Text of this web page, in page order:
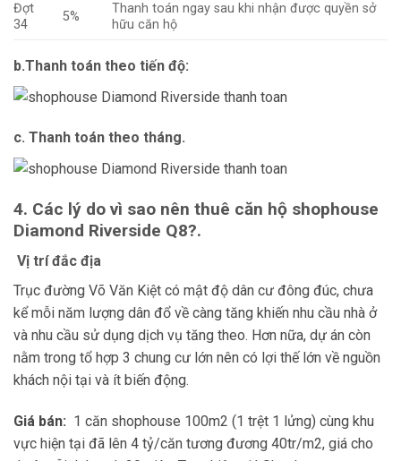
Đợt
34
5%
Thanh toán ngay sau khi nhận được quyền sở
hữu căn hộ
b.Thanh toán theo tiến độ:
c. Thanh toán theo tháng.
4. Các lý do vì sao nên thuê căn hộ shophouse
Diamond Riverside Q8?.
Vị trí đắc địa
Trục đường Võ Văn Kiệt có mật độ dân cư đông đúc, chưa
kể mỗi năm lượng dân đổ về càng tăng khiến nhu cầu nhà ở
và nhu cầu sử dụng dịch vụ tăng theo. Hơn nữa, dự án còn
nằm trong tổ hợp 3 chung cư lớn nên có lợi thế lớn về nguồn
khách nội tại và ít biến động.
Giá bán: 1 căn shophouse 100m2 (1 trệt 1 lửng) cùng khu
vực hiện tại đã lên 4 tỷ/căn tương đương 40tr/m2, giá cho